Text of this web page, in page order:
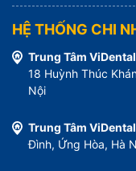
HỆ THỐNG CHI
Trung Tâm
18 Huỳnh Thúc
Nội
Trung Tâm
Đình, Ứng Hòa, Hà